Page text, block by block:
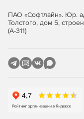
КОМПАС-3D
возможностью
вставку
Благодаря работе с
ПАО «Софтлайн». Юр.
Толстого, дом 5,
(А-311)